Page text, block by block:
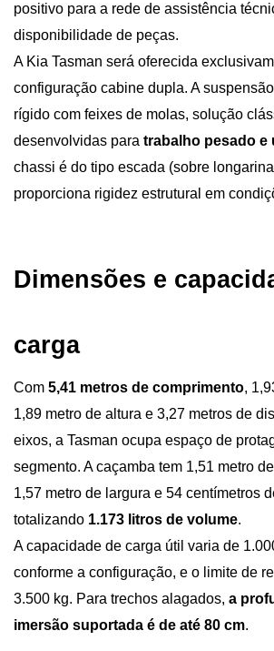
positivo para a rede de assistência
disponibilidade de peças.
A Kia Tasman será oferecida
configuração cabine dupla. A
rígido com feixes de molas, solução
desenvolvidas para trabalho pesado e
chassi é do tipo escada (sobre
proporciona rigidez estrutural em
Dimensões e
carga
Com 5,41 metros de comprimento,
1,89 metro de altura e 3,27 metros de
eixos, a Tasman ocupa espaço de
segmento. A caçamba tem 1,51 metro
1,57 metro de largura e 54 centímetros
totalizando 1.173 litros de volume.
A capacidade de carga útil varia de
conforme a configuração, e o limite de
3.500 kg. Para trechos alagados, a
imersão suportada é de até 80 cm.